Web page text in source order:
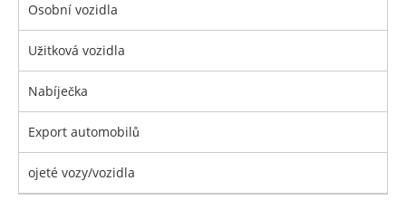
Osobní vozidla
Užitková vozidla
Nabíječka
Export automobilů
ojeté vozy/vozidla